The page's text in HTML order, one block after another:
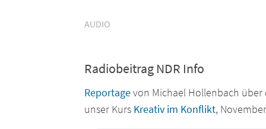
AUDIO
Radiobeitrag NDR Info
Reportagevon Michael Hollenbach
unser Kurs Kreativ im Konflikt,